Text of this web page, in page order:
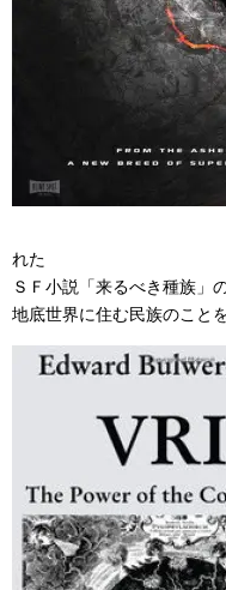
れた
ＳＦ小説「来るべき種族」
地底世界に住む民族のことを